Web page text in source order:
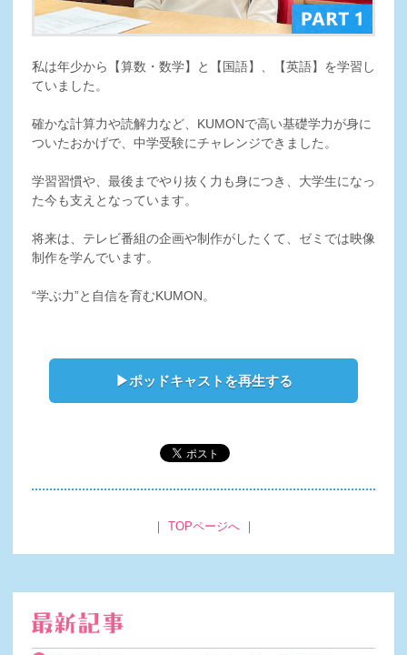
私は年少から【算数・数学】と【国語】、【英語】を学習し
ていました。
確かな計算力や読解力など、KUMONで高い基礎学力が身に
ついたおかげで、中学受験にチャレンジできました。
学習習慣や、最後までやり抜く力も身につき、大学生になっ
た今も支えとなっています。
将来は、テレビ番組の企画や制作がしたくて、ゼミでは映像
制作を学んでいます。
“学ぶ力”と自信を育むKUMON。
▶ポッドキャストを再生する
｜ TOPページへ｜